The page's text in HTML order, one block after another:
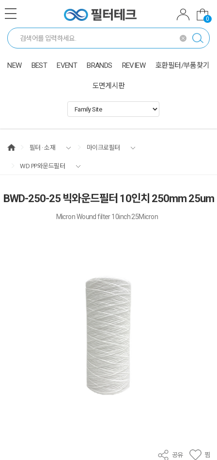
0
NEW BEST EVENT BRANDS REVIEW 호환필터/부품찾기
도면게시판
필터 · 소재 마이크로필터
WD PP와운드필터
BWD-250-25 빅와운드필터 10인치 250mm 25um
Micron Wound filter 10inch 25Micron
공유 찜